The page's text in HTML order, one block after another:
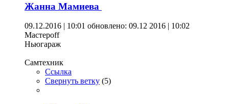
Жанна Мамиева
09.12.2016 | 10:01 обновлено: 09.12 2016 | 10:02
Мастерoff
Ньюгараж
Самтехник
Ссылка
Свернуть ветку (5)